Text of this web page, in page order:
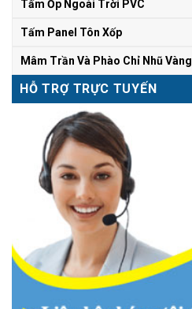
Tấm Ốp Ngoài Trời PVC
Tấm Panel Tôn Xốp
Mâm Trần Và Phào Chỉ Nhũ Vàng
HỖ TRỢ TRỰC TUYẾN